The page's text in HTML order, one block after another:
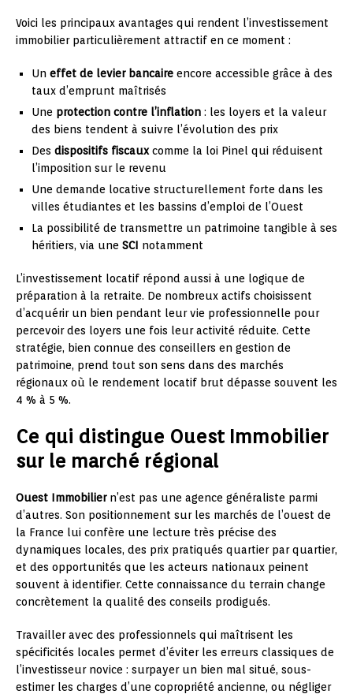
Voici les principaux avantages qui rendent l’investissement
immobilier particulièrement attractif en ce moment :
Un effet de levier bancaire encore accessible grâce à des
taux d’emprunt maîtrisés
Une protection contre l’inflation : les loyers et la valeur
des biens tendent à suivre l’évolution des prix
Des dispositifs fiscauxcomme la loi Pinel qui réduisent
l’imposition sur le revenu
Une demande locative structurellement forte dans les
villes étudiantes et les bassins d’emploi de l’Ouest
La possibilité de transmettre un patrimoine tangible à ses
héritiers, via une SCI notamment
L’investissement locatif répond aussi à une logique de
préparation à la retraite. De nombreux actifs choisissent
d’acquérir un bien pendant leur vie professionnelle pour
percevoir des loyers une fois leur activité réduite. Cette
stratégie, bien connue des conseillers en gestion de
patrimoine, prend tout son sens dans des marchés
régionaux où le rendement locatif brut dépasse souvent les
4 % à 5 %.
Ce qui distingue Ouest Immobilier
sur le marché régional
Ouest Immobiliern’est pas une agence généraliste parmi
d’autres. Son positionnement sur les marchés de l’ouest de
la France lui confère une lecture très précise des
dynamiques locales, des prix pratiqués quartier par quartier,
et des opportunités que les acteurs nationaux peinent
souvent à identifier. Cette connaissance du terrain change
concrètement la qualité des conseils prodigués.
Travailler avec des professionnels qui maîtrisent les
spécificités locales permet d’éviter les erreurs classiques de
l’investisseur novice : surpayer un bien mal situé, sous-
estimer les charges d’une copropriété ancienne, ou négliger